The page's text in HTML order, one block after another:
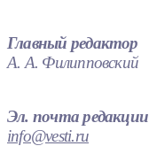
Главный редактор
А. А. Филипповский
Эл. почта редакции
info@vesti.ru